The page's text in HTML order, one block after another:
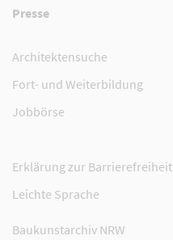
Presse
Architektensuche
Fort- und Weiterbildung
Jobbörse
Erklärung zur Barrierefreiheit
Leichte Sprache
Baukunstarchiv NRW